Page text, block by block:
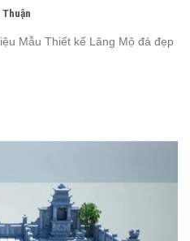
Mẫu Thiết kế Lăng Mộ đá đẹp